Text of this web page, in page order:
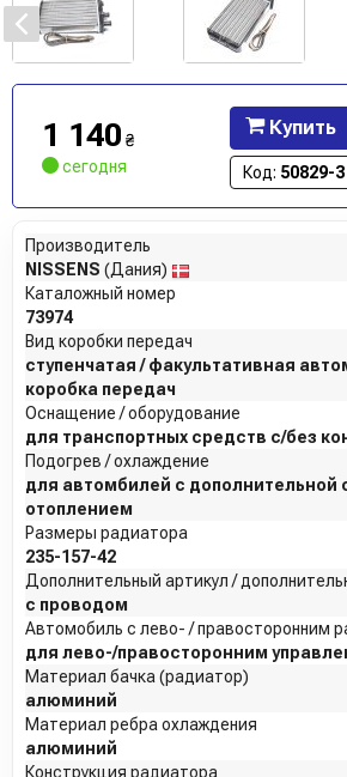
1 140 ₴
сегодня
Купить
Код: 50829-3
Производитель
NISSENS (Дания)
Каталожный номер
73974
Вид коробки передач
ступенчатая / факультативная
коробка передач
Оснащение / оборудование
для транспортных средств с/без
Подогрев / охлаждение
для автомбилей с дополнительной
отоплением
Размеры радиатора
235-157-42
Дополнительный артикул /
с проводом
Автомобиль с лево- / правосторонним
для лево-/правосторонним
Материал бачка (радиатор)
алюминий
Материал ребра охлаждения
алюминий
Конструкция радиатора